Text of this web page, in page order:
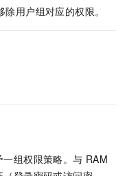
用户组对应的权限。
组权限策略。与 RAM